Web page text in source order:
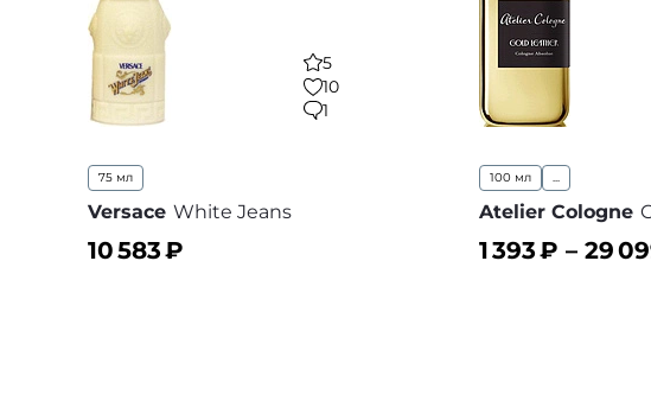
5
10
1
75 мл
Versace White Jeans
10 583₽
100 мл ...
Atelier Cologne
1 393₽ – 29